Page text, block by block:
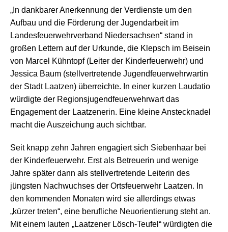
„In dankbarer Anerkennung der Verdienste um den
Aufbau und die Förderung der Jugendarbeit im
Landesfeuerwehrverband Niedersachsen“ stand in
großen Lettern auf der Urkunde, die Klepsch im Beisein
von Marcel Kühntopf (Leiter der Kinderfeuerwehr) und
Jessica Baum (stellvertretende Jugendfeuerwehrwartin
der Stadt Laatzen) überreichte. In einer kurzen Laudatio
würdigte der Regionsjugendfeuerwehrwart das
Engagement der Laatzenerin. Eine kleine Anstecknadel
macht die Auszeichung auch sichtbar.
Seit knapp zehn Jahren engagiert sich Siebenhaar bei
der Kinderfeuerwehr. Erst als Betreuerin und wenige
Jahre später dann als stellvertretende Leiterin des
jüngsten Nachwuchses der Ortsfeuerwehr Laatzen. In
den kommenden Monaten wird sie allerdings etwas
„kürzer treten“, eine berufliche Neuorientierung steht an.
Mit einem lauten „Laatzener Lösch-Teufel“ würdigten die